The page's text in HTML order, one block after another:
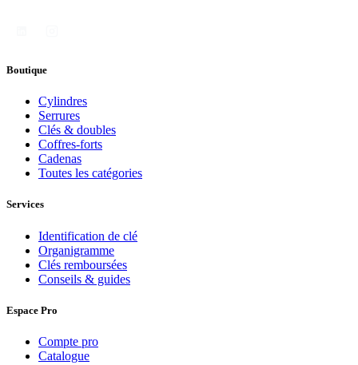
Boutique
Cylindres
Serrures
Clés & doubles
Coffres-forts
Cadenas
Toutes les catégories
Services
Identification de clé
Organigramme
Clés remboursées
Conseils & guides
Espace Pro
Compte pro
Catalogue